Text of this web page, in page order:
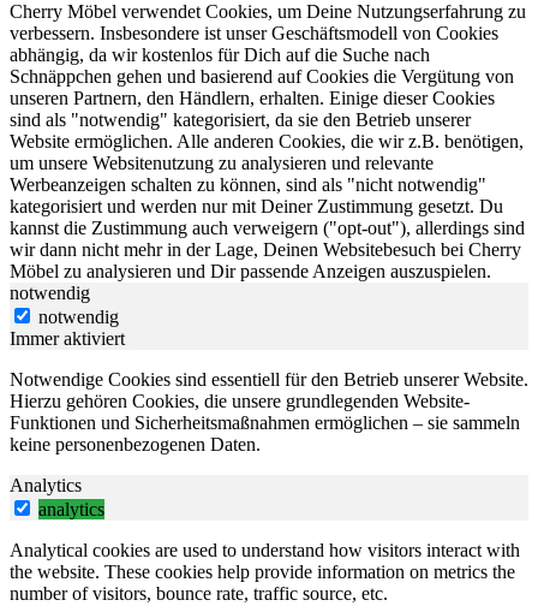
Cherry Möbel verwendet Cookies, um Deine Nutzungserfahrung zu
verbessern. Insbesondere ist unser Geschäftsmodell von Cookies
abhängig, da wir kostenlos für Dich auf die Suche nach
Schnäppchen gehen und basierend auf Cookies die Vergütung von
unseren Partnern, den Händlern, erhalten. Einige dieser Cookies
sind als "notwendig" kategorisiert, da sie den Betrieb unserer
Website ermöglichen. Alle anderen Cookies, die wir z.B. benötigen,
um unsere Websitenutzung zu analysieren und relevante
Werbeanzeigen schalten zu können, sind als "nicht notwendig"
kategorisiert und werden nur mit Deiner Zustimmung gesetzt. Du
kannst die Zustimmung auch verweigern ("opt-out"), allerdings sind
wir dann nicht mehr in der Lage, Deinen Websitebesuch bei Cherry
Möbel zu analysieren und Dir passende Anzeigen auszuspielen.
notwendig
notwendig
Immer aktiviert
Notwendige Cookies sind essentiell für den Betrieb unserer Website.
Hierzu gehören Cookies, die unsere grundlegenden Website-
Funktionen und Sicherheitsmaßnahmen ermöglichen – sie sammeln
keine personenbezogenen Daten.
Analytics
analytics
Analytical cookies are used to understand how visitors interact with
the website. These cookies help provide information on metrics the
number of visitors, bounce rate, traffic source, etc.